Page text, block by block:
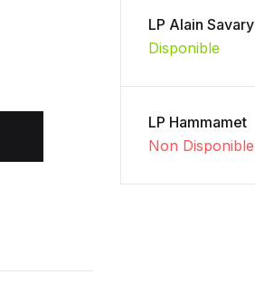
LP Alain Savary
Disponible
LP Hammamet
Non Disponible